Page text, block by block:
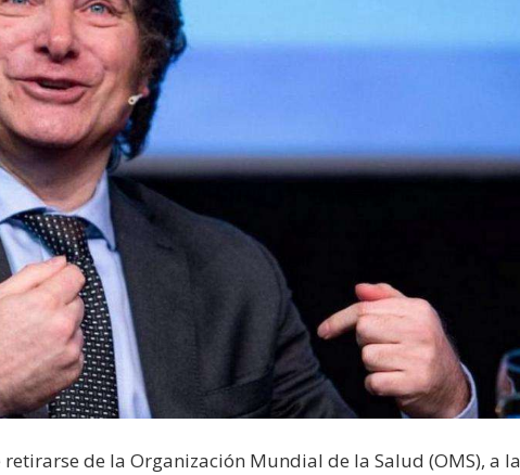
de la Organización Mundial de la Salud (OMS), a la